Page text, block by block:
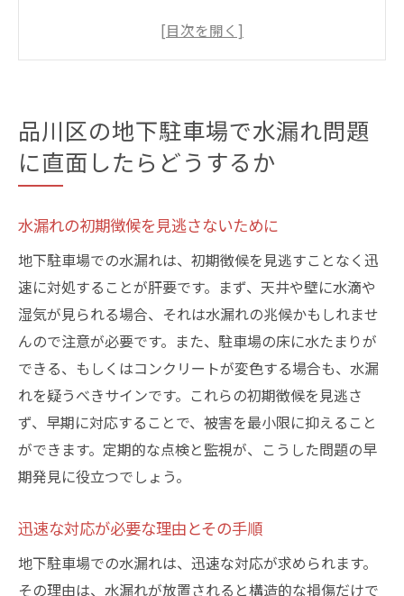
迅速な対応が必要な理由とその手順
水漏れ修繕後のメンテナンス計画
地下駐車場の水漏れの原因を知り未然に防ぐ方
雨季に備えるためのチェックポイント
構造的な弱点を特定する方法
水道管の経年劣化を確認する重要性
定期的な点検で問題を未然に防ぐ
地下駐車場の排水システムの重要性
専門家による定期点検のメリット
地下駐車場での水漏れを防ぐための効果的な対
策
防水塗装の選び方とその効果
構造強化のためのリノベーション案
水漏れセンサーの設置で安心を確保
品川区の地下駐車場で水漏れ問題
に直面したらどうするか
水漏れの初期徴候を見逃さないために
地下駐車場での水漏れは、初期徴候を見逃すことなく迅
速に対処することが肝要です。まず、天井や壁に水滴や
湿気が見られる場合、それは水漏れの兆候かもしれませ
んので注意が必要です。また、駐車場の床に水たまりが
できる、もしくはコンクリートが変色する場合も、水漏
れを疑うべきサインです。これらの初期徴候を見逃さ
ず、早期に対応することで、被害を最小限に抑えること
ができます。定期的な点検と監視が、こうした問題の早
期発見に役立つでしょう。
迅速な対応が必要な理由とその手順
地下駐車場での水漏れは、迅速な対応が求められます。
その理由は、水漏れが放置されると構造的な損傷だけで